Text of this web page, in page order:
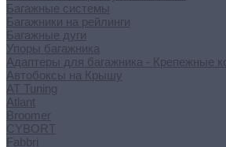
Багажные системы
Багажники на рейлинги
Багажные дуги
Упоры багажника
Адаптеры для багажника - Крепежные
Автобоксы на Крышу
AT Tuning
Atlant
Broomer
CYBORT
Fabbri